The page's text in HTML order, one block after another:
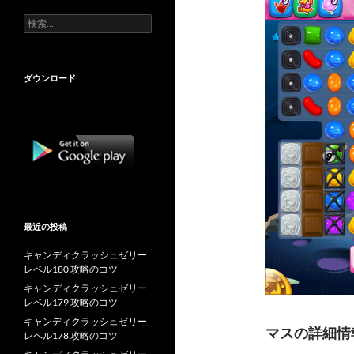
マスの詳細情
検
索:
ダウンロード
最近の投稿
キャンディクラッシュゼリー
レベル180 攻略のコツ
キャンディクラッシュゼリー
レベル179 攻略のコツ
キャンディクラッシュゼリー
レベル178 攻略のコツ